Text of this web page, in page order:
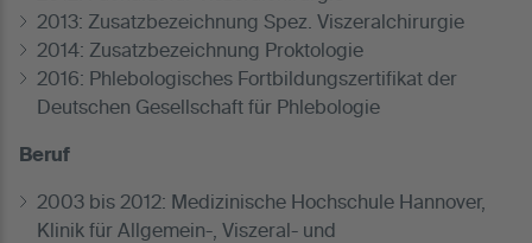
2013: Zusatzbezeichnung Spez. Viszeralchirurgie
2014: Zusatzbezeichnung Proktologie
2016: Phlebologisches Fortbildungszertifikat der
Deutschen Gesellschaft für Phlebologie
Beruf
2003 bis 2012: Medizinische Hochschule Hannover,
Klinik für Allgemein-, Viszeral- und